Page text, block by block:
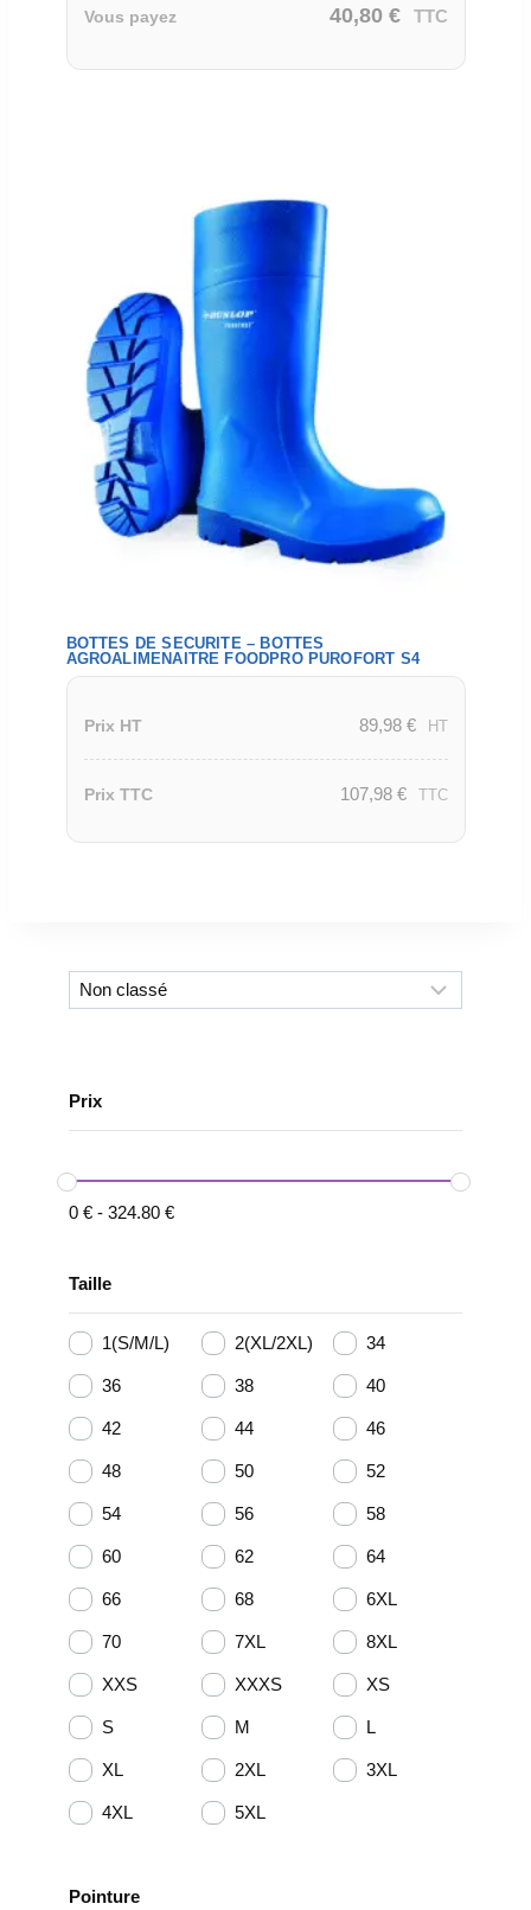
Vous payez 40,80 € TTC
BOTTES DE SECURITE – BOTTES
AGROALIMENAITRE FOODPRO PUROFORT S4
Prix HT 89,98 € HT
Prix TTC 107,98 € TTC
Prix
0 € - 324.80 €
Taille
1(S/M/L) 2(XL/2XL) 34
36 38 40
42 44 46
48 50 52
54 56 58
60 62 64
66 68 6XL
70 7XL 8XL
XXS XXXS XS
S M L
XL 2XL 3XL
4XL 5XL
Pointure